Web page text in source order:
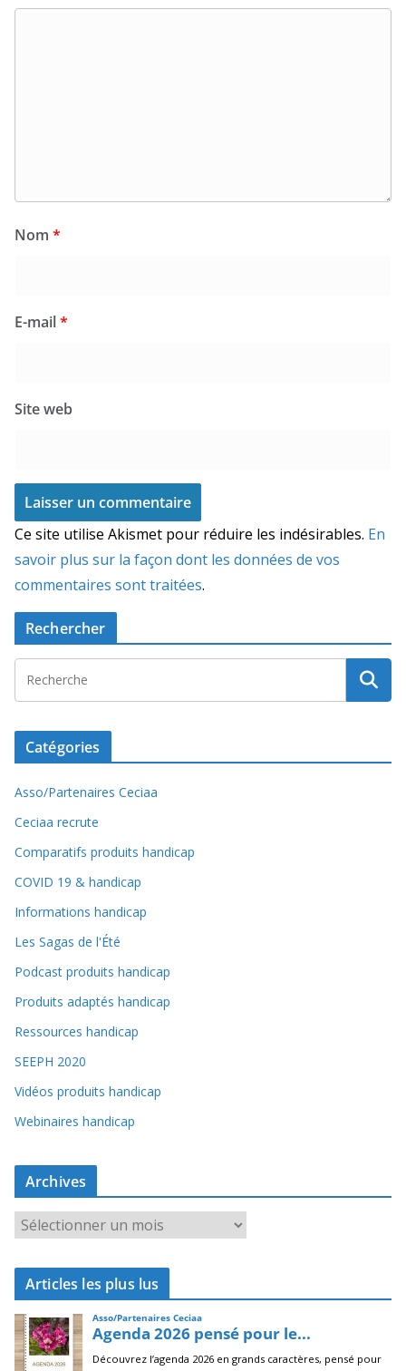
Nom *
E-mail*
Site web
Ce site utilise Akismet pour réduire les indésirables. En
savoir plus sur la façon dont les données de vos
commentaires sont traitées.
Rechercher
Catégories
Asso/Partenaires Ceciaa
Ceciaa recrute
Comparatifs produits handicap
COVID 19 & handicap
Informations handicap
Les Sagas de l'Été
Podcast produits handicap
Produits adaptés handicap
Ressources handicap
SEEPH 2020
Vidéos produits handicap
Webinaires handicap
Archives
c
i
v
e
Articles les plus lus